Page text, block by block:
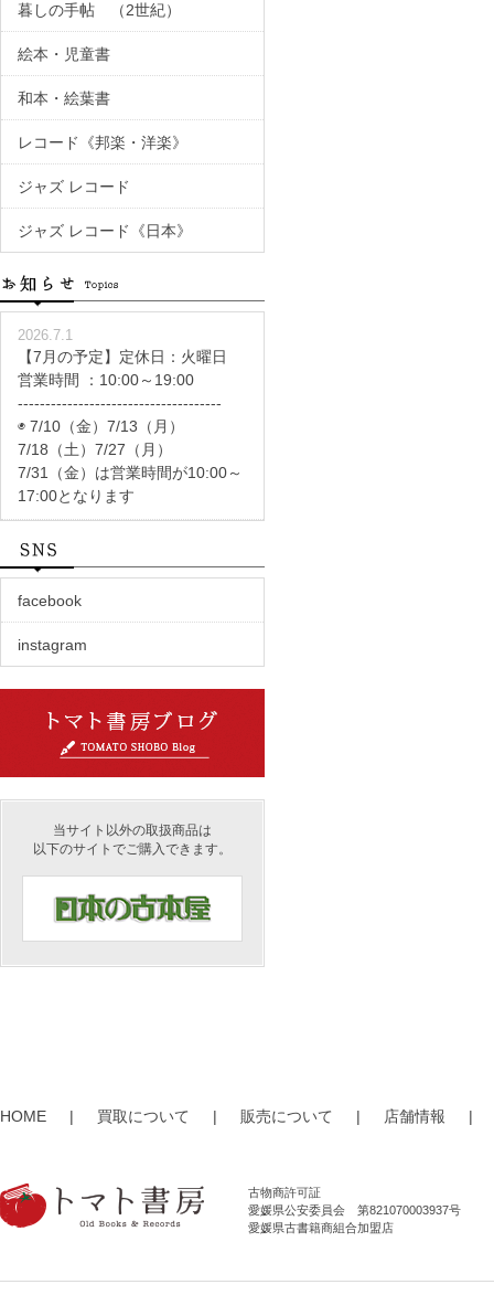
暮しの手帖 （2世紀）
絵本・児童書
和本・絵葉書
レコード《邦楽・洋楽》
ジャズ レコード
ジャズ レコード《日本》
2026.7.1
【7月の予定】定休日：火曜日
営業時間 ：10:00～19:00
-------------------------------------
◉ 7/10（金）7/13（月）
7/18（土）7/27（月）
7/31（金）は営業時間が10:00～
17:00となります
facebook
instagram
当サイト以外の取扱商品は
以下のサイトでご購入できます。
HOME | 買取について | 販売について | 店舗情報 |
古物商許可証
愛媛県公安委員会 第821070003937号
愛媛県古書籍商組合加盟店